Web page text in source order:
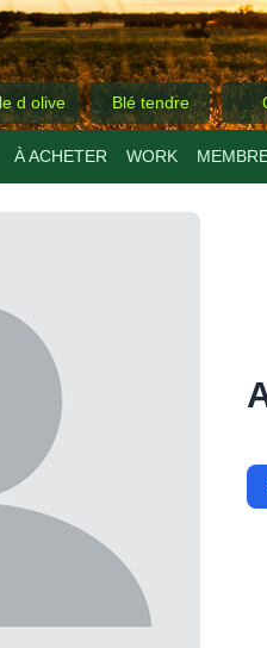
d olive Blé tendre
À ACHETER WORK